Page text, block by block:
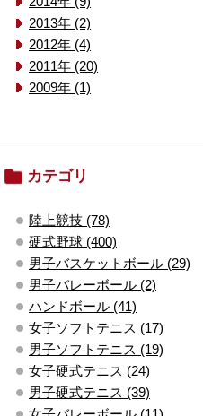
2013年 (2)
2012年 (4)
2011年 (20)
2009年 (1)
カテゴリ
陸上競技 (78)
硬式野球 (400)
男子バスケットボール (29)
男子バレーボール (2)
ハンドボール (41)
女子ソフトテニス (17)
男子ソフトテニス (19)
女子硬式テニス (24)
男子硬式テニス (39)